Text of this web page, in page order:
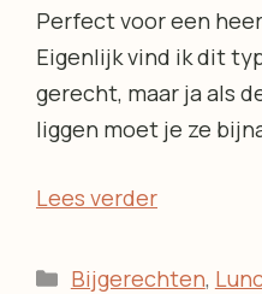
Perfect voor een
Eigenlijk vind ik dit
gerecht, maar ja als
liggen moet je ze
Lees verder
Categorieën
Bijgerechten,